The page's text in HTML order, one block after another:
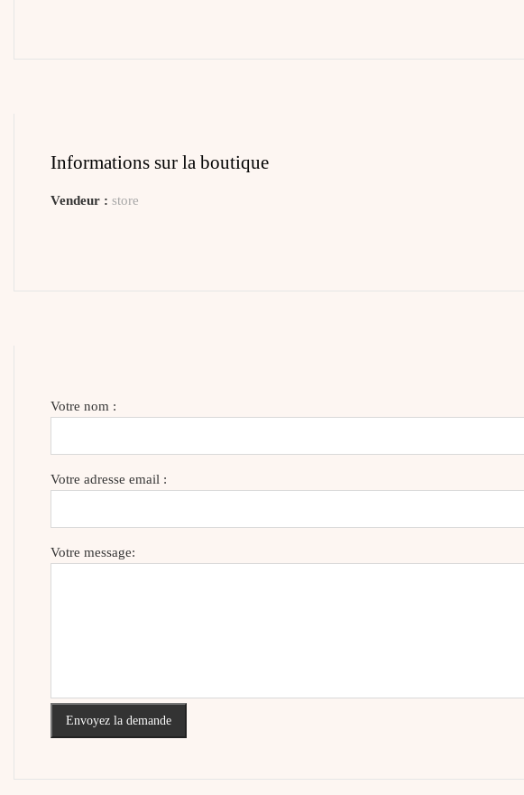
Informations sur la boutique
Vendeur : store
Votre nom :
Votre adresse email :
Votre message:
Envoyez la demande